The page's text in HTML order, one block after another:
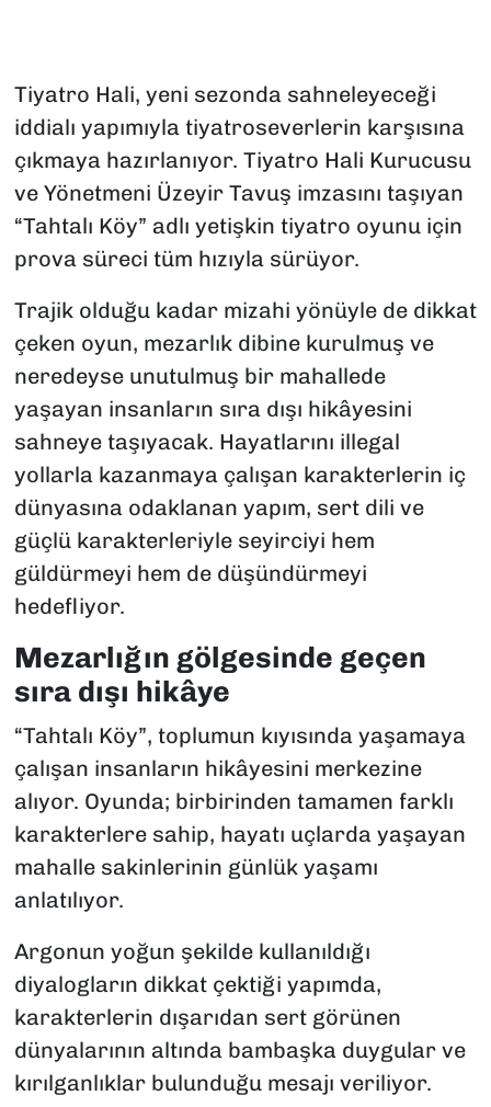
Tiyatro Hali, yeni sezonda sahneleyeceği
iddialı yapımıyla tiyatroseverlerin karşısına
çıkmaya hazırlanıyor. Tiyatro Hali Kurucusu
ve Yönetmeni Üzeyir Tavuş imzasını taşıyan
“Tahtalı Köy” adlı yetişkin tiyatro oyunu için
prova süreci tüm hızıyla sürüyor.
Trajik olduğu kadar mizahi yönüyle de dikkat
çeken oyun, mezarlık dibine kurulmuş ve
neredeyse unutulmuş bir mahallede
yaşayan insanların sıra dışı hikâyesini
sahneye taşıyacak. Hayatlarını illegal
yollarla kazanmaya çalışan karakterlerin iç
dünyasına odaklanan yapım, sert dili ve
güçlü karakterleriyle seyirciyi hem
güldürmeyi hem de düşündürmeyi
hedefliyor.
Mezarlığın gölgesinde geçen
sıra dışı hikâye
“Tahtalı Köy”, toplumun kıyısında yaşamaya
çalışan insanların hikâyesini merkezine
alıyor. Oyunda; birbirinden tamamen farklı
karakterlere sahip, hayatı uçlarda yaşayan
mahalle sakinlerinin günlük yaşamı
anlatılıyor.
Argonun yoğun şekilde kullanıldığı
diyalogların dikkat çektiği yapımda,
karakterlerin dışarıdan sert görünen
dünyalarının altında bambaşka duygular ve
kırılganlıklar bulunduğu mesajı veriliyor.